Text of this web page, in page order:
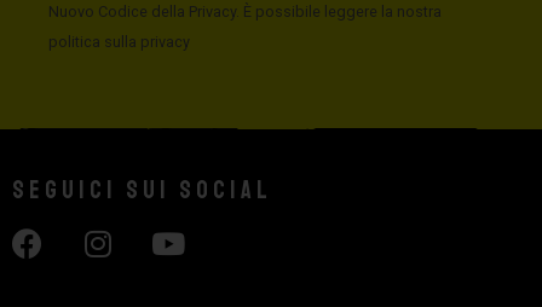
Nuovo Codice della Privacy. È possibile leggere la nostra
politica sulla privacy
Seguici sui social